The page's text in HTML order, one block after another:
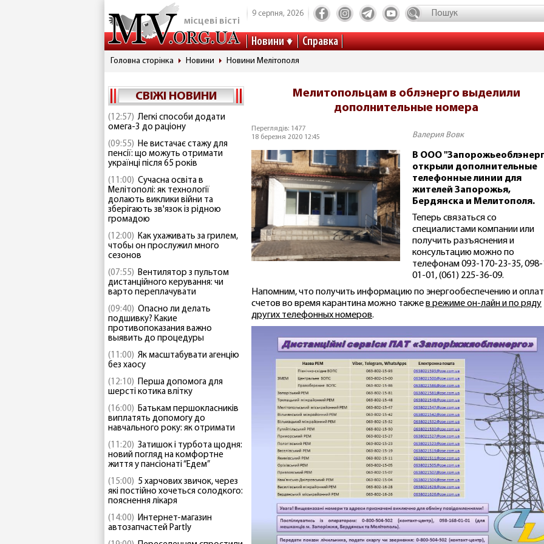
місцеві вісті
9 серпня, 2026
Новини Справка
Головна сторінка Новини Новини Мелітополя
СВІЖІ НОВИНИ
(12:57) Легкі способи додати
омега-3 до раціону
(09:55) Не вистачає стажу для
пенсії: що можуть отримати
українці після 65 років
(11:00) Сучасна освіта в
Мелітополі: як технології
долають виклики війни та
зберігають зв'язок із рідною
громадою
(12:00) Как ухаживать за грилем,
чтобы он прослужил много
сезонов
(07:55) Вентилятор з пультом
дистанційного керування: чи
варто переплачувати
(09:40) Опасно ли делать
подшивку? Какие
противопоказания важно
выявить до процедуры
(11:00) Як масштабувати агенцію
без хаосу
(12:10) Перша допомога для
шерсті котика влітку
(16:00) Батькам першокласників
виплатять допомогу до
навчального року: як отримати
(11:20) Затишок і турбота щодня:
новий погляд на комфортне
життя у пансіонаті “Едем”
(15:00) 5 харчових звичок, через
які постійно хочеться солодкого:
пояснення лікаря
(14:00) Интернет-магазин
автозапчастей Partly
Мелитопольцам в облэнерго выделили
дополнительные номера
Переглядів: 1477
18 березня 2020 12:45
Валерия Вовк
В ООО
открыли дополнительные
телефонные линии для
жителей Запорожья,
Бердянска и Мелитополя.
Теперь связаться со
специалистами компании или
получить разъяснения и
консультацию можно по
телефонам 093-170-23-35,
01-01, (061) 225-36-09.
Напомним, что получить информацию по энергообеспечению и
счетов во время карантина можно такжев режиме он-лайн и по ряду
других телефонных номеров.